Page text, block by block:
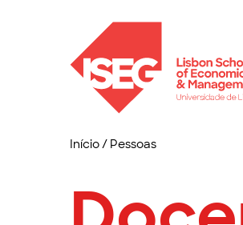
Início/ Pessoas